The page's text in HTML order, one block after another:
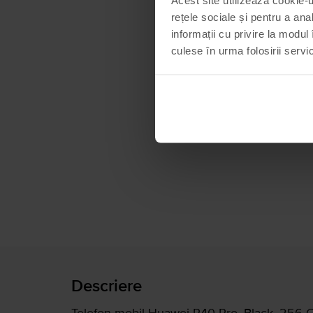
rețele sociale și pentru a
informații cu privire la
culese în urma folosirii
Descriere